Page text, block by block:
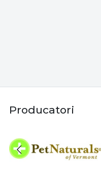
Producatori